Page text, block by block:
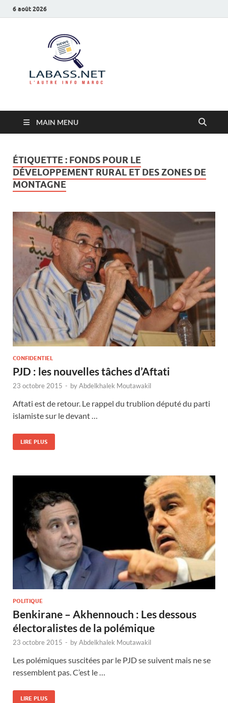
6 août 2026
MAIN MENU
ÉTIQUETTE : FONDS POUR LE
DÉVELOPPEMENT RURAL ET DES ZONES DE
MONTAGNE
CONFIDENTIEL
PJD : les nouvelles tâches d’Aftati
23 octobre 2015 - byAbdelkhalek Moutawakil
Aftati est de retour. Le rappel du trublion député du parti
islamiste sur le devant …
LIRE PLUS
POLITIQUE
Benkirane – Akhennouch : Les dessous
électoralistes de la polémique
23 octobre 2015 - byAbdelkhalek Moutawakil
Les polémiques suscitées par le PJD se suivent mais ne se
ressemblent pas. C’est le …
LIRE PLUS